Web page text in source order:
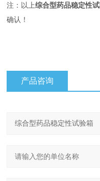
注：以上综合型药品稳定性
确认！
产品咨询